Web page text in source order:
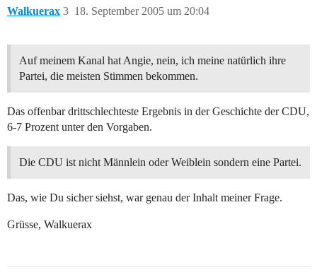
Walkuerax 18. September 2005 um 20:04
3
Auf meinem Kanal hat Angie, nein, ich meine natürlich ihre
Partei, die meisten Stimmen bekommen.
Das offenbar drittschlechteste Ergebnis in der Geschichte der CDU,
6-7 Prozent unter den Vorgaben.
Die CDU ist nicht Männlein oder Weiblein sondern eine Partei.
Das, wie Du sicher siehst, war genau der Inhalt meiner Frage.
Grüsse, Walkuerax